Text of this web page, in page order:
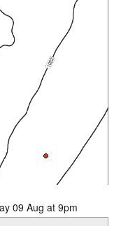
09 Aug at 9pm